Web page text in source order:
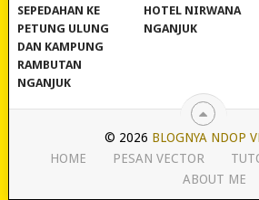
SEPEDAHAN KE
PETUNG ULUNG
DAN KAMPUNG
RAMBUTAN
NGANJUK
HOTEL NIRWANA
NGANJUK
© 2026 BLOGNYA NDOP
HOME
PESAN VECTOR
ABOUT ME